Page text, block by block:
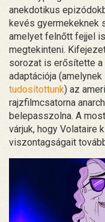
anekdotikus
kevés gyermekeknek
amelyet felnőtt fejjel
megtekinteni.
sorozat is erősítette a
adaptációja
tudosítottunk) az
rajzfilmcsatorna
belepasszolna. A
várjuk, hogy Volataire
viszontagságait